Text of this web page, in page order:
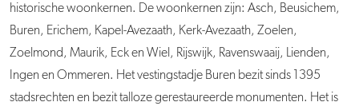
historische woonkernen. De woonkernen zijn: Asch, Beusichem,
Buren, Erichem, Kapel-Avezaath, Kerk-Avezaath, Zoelen,
Zoelmond, Maurik, Eck en Wiel, Rijswijk, Ravenswaaij, Lienden,
Ingen en Ommeren. Het vestingstadje Buren bezit sinds 1395
stadsrechten en bezit talloze gerestaureerde monumenten. Het is